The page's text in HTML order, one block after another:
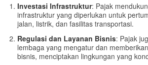
Investasi Infrastruktur: Pajak
infrastruktur yang diperlukan untuk
jalan, listrik, dan fasilitas transportasi.
Regulasi dan Layanan Bisnis: Pajak
lembaga yang mengatur dan
bisnis, menciptakan lingkungan yang